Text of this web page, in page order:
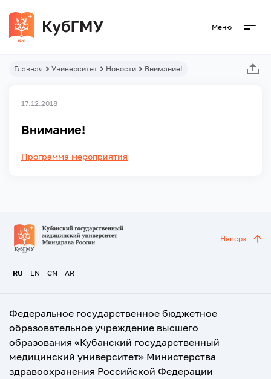
Меню
Главная Университет Новости Внимание!
17.12.2018
Внимание!
Программа мероприятия
RU EN CN AR
Наверх
Федеральное государственное бюджетное
образовательное учреждение высшего
образования «Кубанский государственный
медицинский университет» Министерства
здравоохранения Российской Федерации